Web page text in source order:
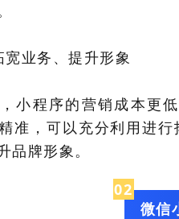
业务、提升形象
小程序的营销成本更
准，可以充分利用进
品牌形象。
02
微信